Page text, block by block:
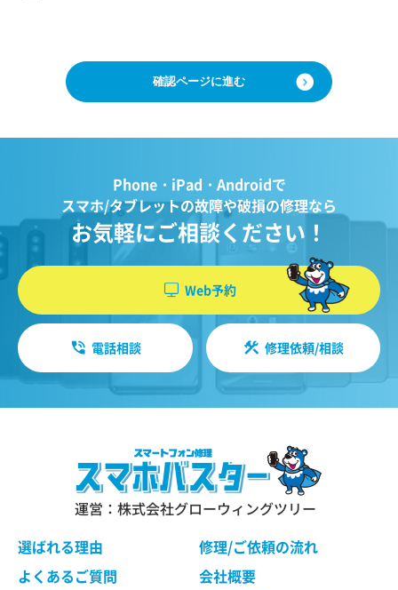
号などの個人情報をお尋ねすることがありま
す。また、ユーザーと提携先などとの間でなさ
済に関する情報を当社の提携先（情報提供元、
携先｣といいます。）などから収集することがあ
ります。
当社は、ユーザーについて、利用したサービス
やソフトウエア、購入した商品、閲覧したペー
ジや広告の履歴、検索した検索キーワード、利
用日時、利用方法、利用環境（携帯端末を通じ
てご利用の場合の当該端末の通信状態、利用に
際しての各種設定情報なども含みます）、IPア
ドレス、クッキー情報、位置情報、端末の個体
識別情報などの履歴情報および特性情報を、ユ
はページを閲覧する際に収集します。
第３条（個人情報を収集・利用する目的）
当社が個人情報を収集・利用する目的は、以下の
とおりです。
サービスを提供できない場合があり、当社の任意
の判断でご依頼をお断りする場合がございますの
当社は、お客様の携帯電話が故障した場合、その
機能・性能を修復・維持することを目的として、
本サービスを提供致します。お客様の利用目的や
機能・性能に関する特別のご要望等に合致する状
態にすることをお約束するものではありません。
修理依頼品の点検作業の結果、その状態・状況に
よっては修理等の処理ができない場合があります
ので、ご了承ください。 当社は、お客様の修理依
頼品の状態、故障部分あるいは当社の事情によ
り、修理による対応が不可能、困難または合理的
の製品・異機種を含みます）（以下「交換品」と
言います）と修理依頼品との交換をもって、本サ
ービスの提供とさせていただく場合がございま
す。交換品との交換にご同意いただけない場合
として取り扱わせていただきます。
Phone・iPad・Androidで
スマホ/タブレットの故障や破損の修理なら
お気軽にご相談ください！
Web予約
電話相談 修理依頼/相談
運営：株式会社グローウィングツリー
選ばれる理由
修理/ご依頼の流れ
よくあるご質問
会社概要